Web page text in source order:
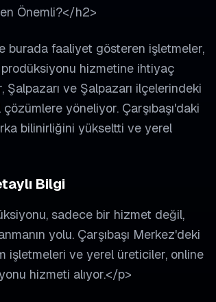
Önemli?</h2>
burada faaliyet gösteren işletmeler,
hizmetine ihtiyaç
ve Şalpazarı ilçelerindeki
yöneliyor. Çarşıbaşı'daki
bilinirliğini yükseltti ve yerel
Bilgi
sadece bir hizmet değil,
yolu. Çarşıbaşı Merkez'deki
işletmeleri ve yerel üreticiler, online
hizmeti alıyor.</p>